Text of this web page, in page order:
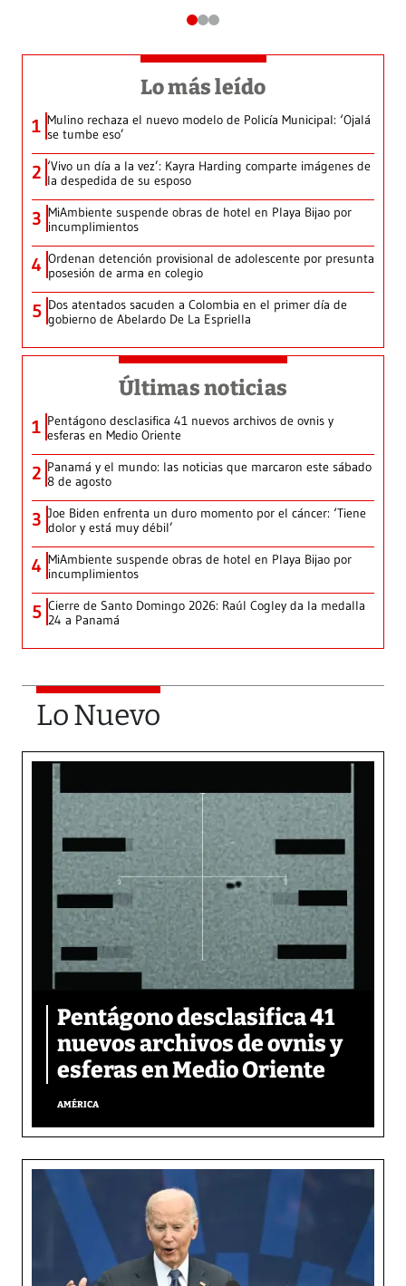
Lo más leído
1 Mulino rechaza el nuevo modelo de Policía Municipal: ‘Ojalá
se tumbe eso’
2 ‘Vivo un día a la vez’: Kayra Harding comparte imágenes de
la despedida de su esposo
3 MiAmbiente suspende obras de hotel en Playa Bijao por
incumplimientos
4 Ordenan detención provisional de adolescente por presunta
posesión de arma en colegio
5 Dos atentados sacuden a Colombia en el primer día de
gobierno de Abelardo De La Espriella
Últimas noticias
1 Pentágono desclasifica 41 nuevos archivos de ovnis y
esferas en Medio Oriente
2 Panamá y el mundo: las noticias que marcaron este sábado
8 de agosto
3 Joe Biden enfrenta un duro momento por el cáncer: ‘Tiene
dolor y está muy débil’
4 MiAmbiente suspende obras de hotel en Playa Bijao por
incumplimientos
5 Cierre de Santo Domingo 2026: Raúl Cogley da la medalla
24 a Panamá
Lo Nuevo
Pentágono desclasifica 41
nuevos archivos de ovnis y
esferas en Medio Oriente
AMÉRICA